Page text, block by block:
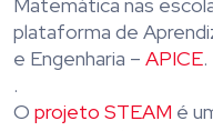
Matemática nas
plataforma de
e Engenharia – APICE.
.
O projeto STEAM é